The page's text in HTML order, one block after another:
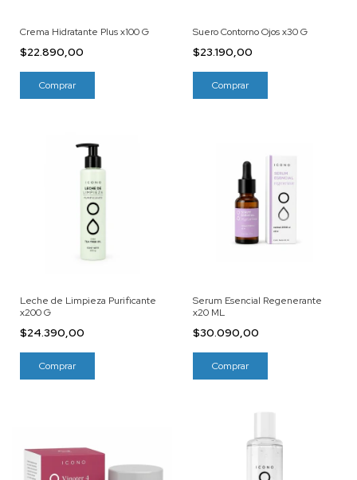
Crema Hidratante Plus x100 G
$22.890,00
Suero Contorno Ojos x30 G
$23.190,00
Leche de Limpieza Purificante
x200 G
$24.390,00
Serum Esencial Regenerante
x20 ML
$30.090,00